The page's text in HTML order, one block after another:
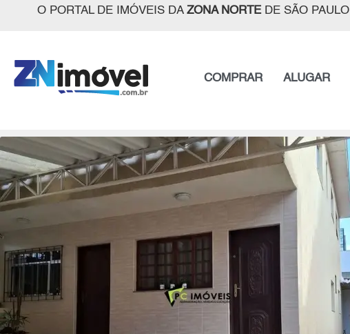
O PORTAL DE IMÓVEIS DA ZONA NORTEDE SÃO PAULO
COMPRAR ALUGAR